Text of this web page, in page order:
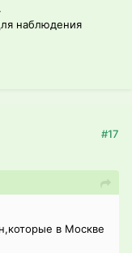
наблюдения
#17
в Москве